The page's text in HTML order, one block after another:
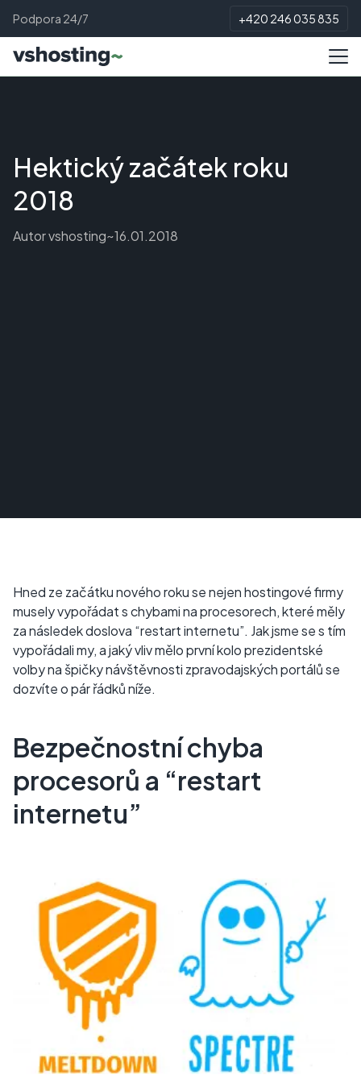
Podpora 24/7 +420 246 035 835
Hektický začátek roku
2018
Autorvshosting~16.01.2018
Hned ze začátku nového roku se nejen hostingové firmy
musely vypořádat s chybami na procesorech, které měly
za následek doslova “restart internetu”. Jak jsme se s tím
vypořádali my, a jaký vliv mělo první kolo prezidentské
volby na špičky návštěvnosti zpravodajských portálů se
dozvíte o pár řádků níže.
Bezpečnostní chyba
procesorů a “restart
internetu”